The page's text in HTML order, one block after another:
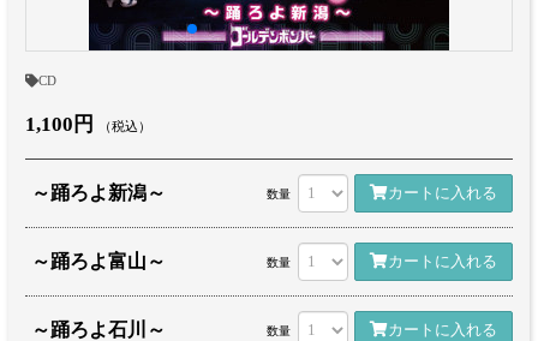
CD
1,100円 （税込）
～踊ろよ新潟～ 数量 カートに入れる
～踊ろよ富山～ 数量 カートに入れる
～踊ろよ石川～ 数量 カートに入れる